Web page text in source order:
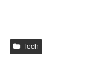
Tech